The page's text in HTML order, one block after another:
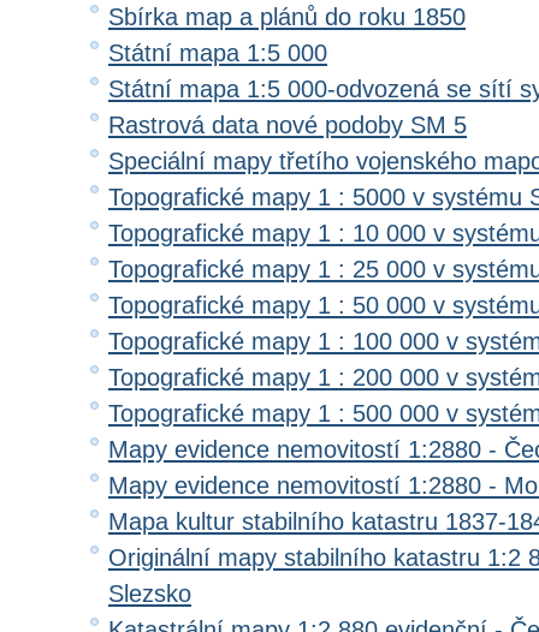
Sbírka map a plánů do roku 1850
Státní mapa 1:5 000
Státní mapa 1:5 000-odvozená se sítí
Rastrová data nové podoby SM 5
Speciální mapy třetího vojenského
Topografické mapy 1 : 5000 v systému
Topografické mapy 1 : 10 000 v
Topografické mapy 1 : 25 000 v
Topografické mapy 1 : 50 000 v
Topografické mapy 1 : 100 000 v
Topografické mapy 1 : 200 000 v
Topografické mapy 1 : 500 000 v
Mapy evidence nemovitostí 1:2880 -
Mapy evidence nemovitostí 1:2880 -
Mapa kultur stabilního katastru 1837-
Originální mapy stabilního katastru 1:2
Slezsko